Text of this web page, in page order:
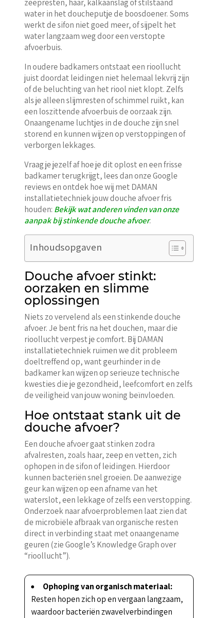
zeepresten, haar, kalkaanslag of stilstaand
water in het doucheputje de boosdoener. Soms
werkt de sifon niet goed meer, of sijpelt het
water langzaam weg door een verstopte
afvoerbuis.
In oudere badkamers ontstaat een rioollucht
juist doordat leidingen niet helemaal lekvrij zijn
of de beluchting van het riool niet klopt. Zelfs
als je alleen slijmresten of schimmel ruikt, kan
een loszittende afvoerbuis de oorzaak zijn.
Onaangename luchtjes in de douche zijn snel
storend en kunnen wijzen op verstoppingen of
verborgen lekkages.
Vraag je jezelf af hoe je dit oplost en een frisse
badkamer terugkrijgt, lees dan onze Google
reviews en ontdek hoe wij met DAMAN
installatietechniek jouw douche afvoer fris
houden: Bekijk wat anderen vinden van onze
aanpak bij stinkende douche afvoer.
Inhoudsopgaven
Douche afvoer stinkt:
oorzaken en slimme
oplossingen
Niets zo vervelend als een stinkende douche
afvoer. Je bent fris na het douchen, maar die
rioollucht verpest je comfort. Bij DAMAN
installatietechniek ruimen we dit probleem
doeltreffend op, want geurhinder in de
badkamer kan wijzen op serieuze technische
kwesties die je gezondheid, leefcomfort en zelfs
de veiligheid van jouw woning beïnvloeden.
Hoe ontstaat stank uit de
douche afvoer?
Een douche afvoer gaat stinken zodra
afvalresten, zoals haar, zeep en vetten, zich
ophopen in de sifon of leidingen. Hierdoor
kunnen bacteriën snel groeien. De aanwezige
geur kan wijzen op een afname van het
waterslot, een lekkage of zelfs een verstopping.
Onderzoek naar afvoerproblemen laat zien dat
de microbiële afbraak van organische resten
direct in verbinding staat met onaangename
geuren (zie Google’s Knowledge Graph over
“rioollucht”).
Ophoping van organisch materiaal:
Resten hopen zich op en vergaan langzaam,
waardoor bacteriën zwavelverbindingen